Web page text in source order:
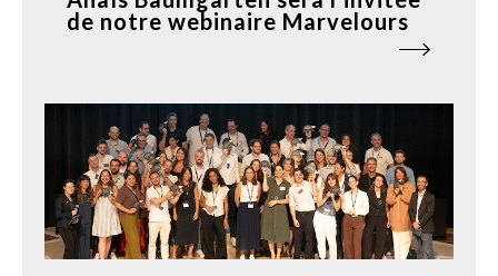
de notre webinaire Marvelours